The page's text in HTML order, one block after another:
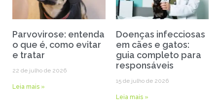
Parvovirose: entenda
o que é, como evitar
e tratar
22 de julho de 2026
Leia mais »
Doenças infecciosas
em cães e gatos:
guia completo para
responsáveis
15 de julho de 2026
Leia mais »